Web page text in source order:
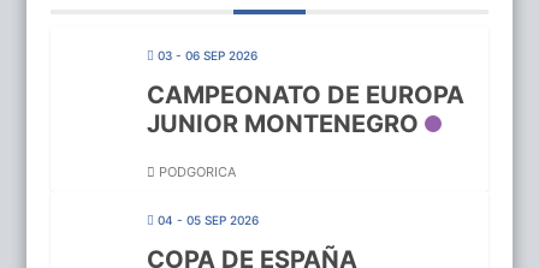
03 - 06 SEP 2026
CAMPEONATO DE EUROPA
JUNIOR MONTENEGRO
PODGORICA
04 - 05 SEP 2026
COPA DE ESPAÑA